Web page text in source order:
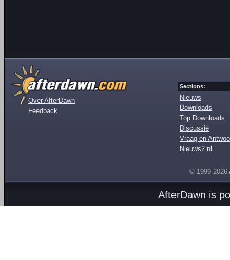
Over AfterDawn
Feedback
Sections:
Nieuws
Downloads
Top Downloads
Discussie
Vraag en
Nieuws2.nl
© 1999-2026
AfterDawn is